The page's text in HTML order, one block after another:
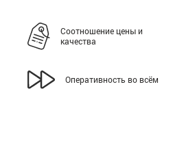
Соотношение цены и
качества
Оперативность во всём